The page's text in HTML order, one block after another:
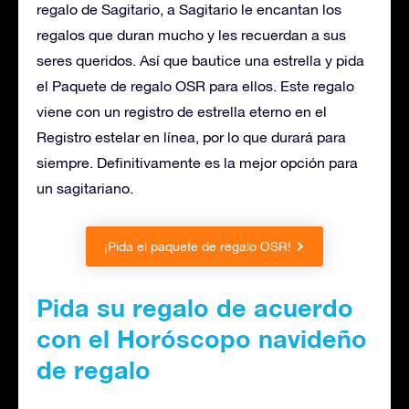
regalo de Sagitario, a Sagitario le encantan los
regalos que duran mucho y les recuerdan a sus
seres queridos. Así que bautice una estrella y pida
el Paquete de regalo OSR para ellos. Este regalo
viene con un registro de estrella eterno en el
Registro estelar en línea, por lo que durará para
siempre. Definitivamente es la mejor opción para
un sagitariano.
¡Pida el paquete de regalo OSR!
Pida su regalo de acuerdo
con el Horóscopo navideño
de regalo